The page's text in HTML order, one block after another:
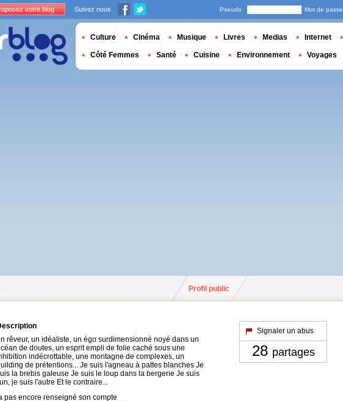
Profil public
rêveur, un idéaliste, un égo surdimensionné noyé dans un
de doutes, un esprit empli de folie caché sous une
indécrottable, une montagne de complexes, un
de prétentions... Je suis l'agneau à pattes blanches Je
la brebis galeuse Je suis le loup dans la bergerie Je suis
je suis l'autre Et le contraire...
pas encore renseigné son compte
Signaler un abus
28 partages
votre blog Suivez nous Pseudo Mot de passe
Culture Cinéma Musique Livres Medias Internet
Côté Femmes Santé Cuisine Environnement Voyages